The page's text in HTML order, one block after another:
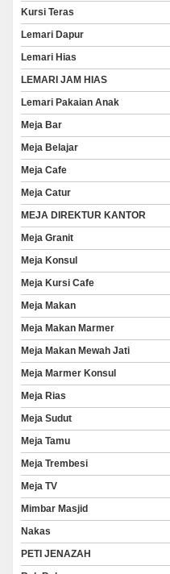
Kursi Teras
Lemari Dapur
Lemari Hias
LEMARI JAM HIAS
Lemari Pakaian Anak
Meja Bar
Meja Belajar
Meja Cafe
Meja Catur
MEJA DIREKTUR KANTOR
Meja Granit
Meja Konsul
Meja Kursi Cafe
Meja Makan
Meja Makan Marmer
Meja Makan Mewah Jati
Meja Marmer Konsul
Meja Rias
Meja Sudut
Meja Tamu
Meja Trembesi
Meja TV
Mimbar Masjid
Nakas
PETI JENAZAH